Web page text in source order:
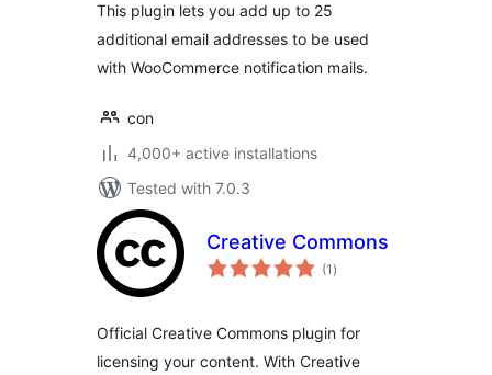
This plugin lets you add up to 25
additional email addresses to be used
with WooCommerce notification mails.
con
4,000+ active installations
Tested with 7.0.3
Creative Commons
(1 total
ratings
)
Official Creative Commons plugin for
licensing your content. With Creative